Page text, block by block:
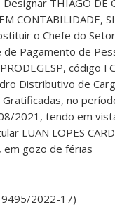
THIAGO DE
CONTABILIDADE,
o Chefe do
de Pagamento de
código
Distributivo de
Gratificadas, no
2021, tendo em
LUAN LOPES
em gozo de férias
2022-17)